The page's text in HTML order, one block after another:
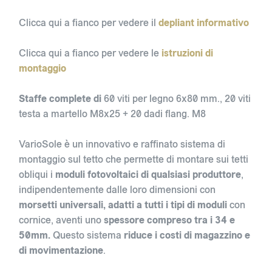
Clicca qui a fianco per vedere il depliant informativo
Clicca qui a fianco per vedere le istruzioni di
montaggio
Staffe complete di60 viti per legno 6x80 mm., 20 viti
testa a martello M8x25 + 20 dadi flang. M8
VarioSole è un innovativo e raffinato sistema di
montaggio sul tetto che permette di montare sui tetti
obliqui i moduli fotovoltaici di qualsiasi produttore,
indipendentemente dalle loro dimensioni con
morsetti universali, adatti a tutti i tipi di modulicon
cornice, aventi unospessore compreso tra i 34 e
50mm.Questo sistema riduce i costi di magazzino e
di movimentazione.